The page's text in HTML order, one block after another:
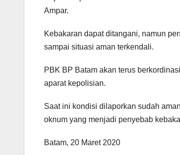
Ampar.
Kebakaran dapat ditangani, namun
sampai situasi aman terkendali.
PBK BP Batam akan terus
aparat kepolisian.
Saat ini kondisi dilaporkan sudah
oknum yang menjadi penyebab
Batam, 20 Maret 2020